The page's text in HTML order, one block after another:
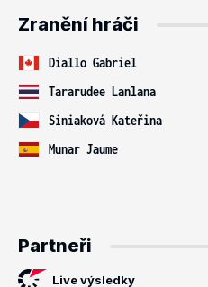
Zranění hráči
Diallo Gabriel
Tararudee Lanlana
Siniaková Kateřina
Munar Jaume
Partneři
Live výsledky